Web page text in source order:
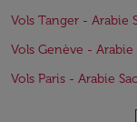
Vols Tanger - Arabie
Vols Genève - Arabie
Vols Paris - Arabie